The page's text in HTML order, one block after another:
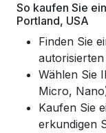
So kaufen Sie
Portland, USA
Finden Sie
Wählen Sie
Micro,
Kaufen Sie
erkundigen